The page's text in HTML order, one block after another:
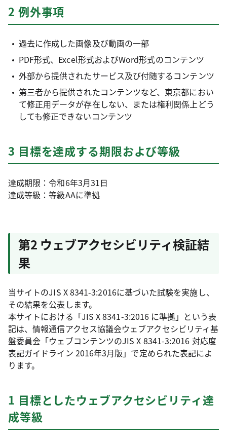
2 例外事項
過去に作成した画像及び動画の一部
PDF形式、Excel形式およびWord形式のコンテンツ
外部から提供されたサービス及び付随するコンテンツ
第三者から提供されたコンテンツなど、東京都におい
て修正用データが存在しない、または権利関係上どう
しても修正できないコンテンツ
3 目標を達成する期限および等級
達成期限：令和6年3月31日
達成等級：等級AAに準拠
第2 ウェブアクセシビリティ検証結
果
当サイトのJIS X 8341-3:2016に基づいた試験を実施し、
その結果を公表します。
本サイトにおける「JIS X 8341-3:2016 に準拠」という表
記は、情報通信アクセス協議会ウェブアクセシビリティ基
盤委員会「ウェブコンテンツのJIS X 8341-3:2016 対応度
表記ガイドライン 2016年3月版」で定められた表記によ
ります。
1 目標としたウェブアクセシビリティ達
成等級